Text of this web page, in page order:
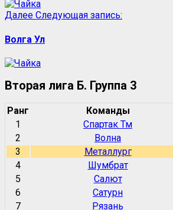
Далее Следующая запись:
Волга Ул
Вторая лига Б. Группа 3
Ранг Команды
1
Спартак Тм
2
Волна
3
Металлург
4
Шумбрат
5
Салют
6
Сатурн
7
Рязань